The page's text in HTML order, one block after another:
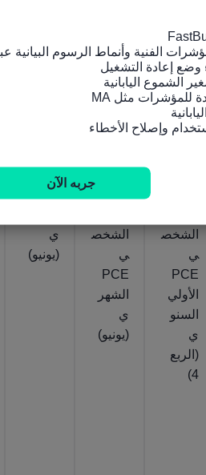
332.57
يوليو
‎14
333.952
يوليو
يوليو
أمريكا
مؤشر
الشخص
ي
PCE
الأولي
السنو
ي
(الربع
4)
مؤشر
الشخص
ي
PCE
الشهر
ي
(يونيو)
المنتجي
ي
(يونيو)
جربه الآن